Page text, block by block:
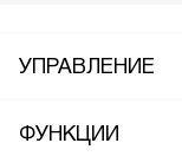
УПРАВЛЕНИЕ
ФУНКЦИИ